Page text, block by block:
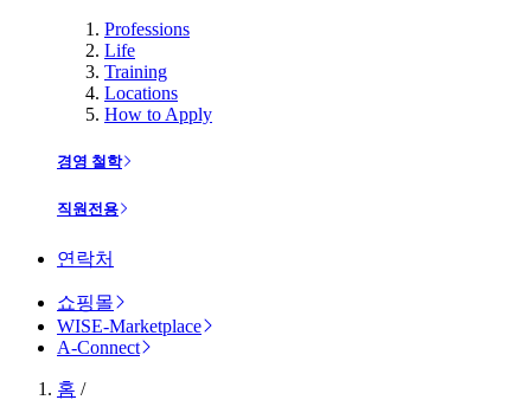
Professions
Life
Training
Locations
How to Apply
경영 철학
직원전용
연락처
쇼핑몰
WISE-Marketplace
A-Connect
홈 /